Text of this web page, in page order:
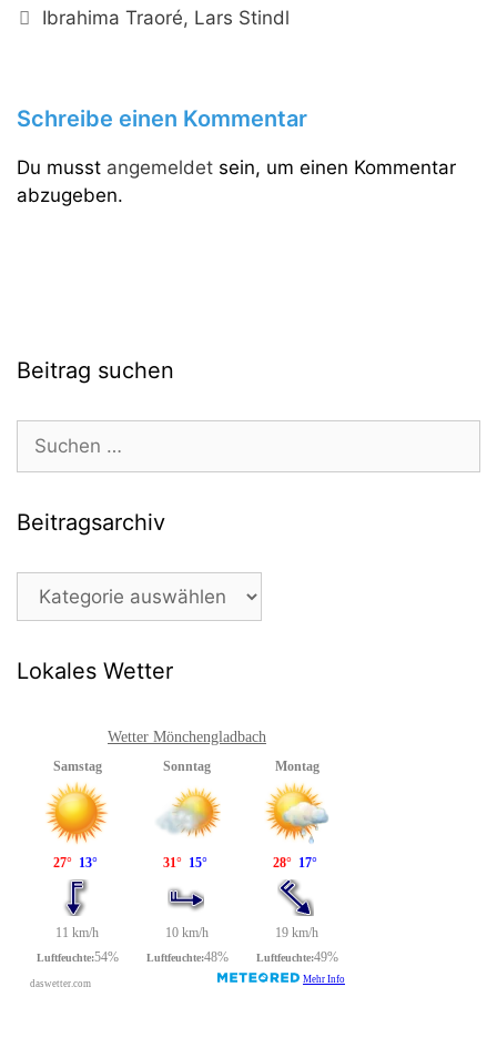
Schlagwörter
Ibrahima Traoré, Lars Stindl
Schreibe einen Kommentar
Du musst angemeldet sein, um einen Kommentar
abzugeben.
Beitrag suchen
Suchen
nach:
Beitragsarchiv
Beitragsarchiv
Lokales Wetter
Wetter Mönchengladbach